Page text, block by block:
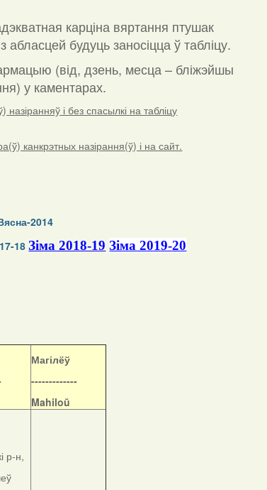
карціна вяртання птушак
будуць заносіцца ў табліцу.
(від, дзень, месца – бліжэйшы
у каментарах.
і без спасылкі на табліцу
канкрэтных назірання(ў) і на сайт.
2014
18 Зіма 2018-19 Зіма 2019-20
Магілёў
-------------
Mahiloŭ
р-н,